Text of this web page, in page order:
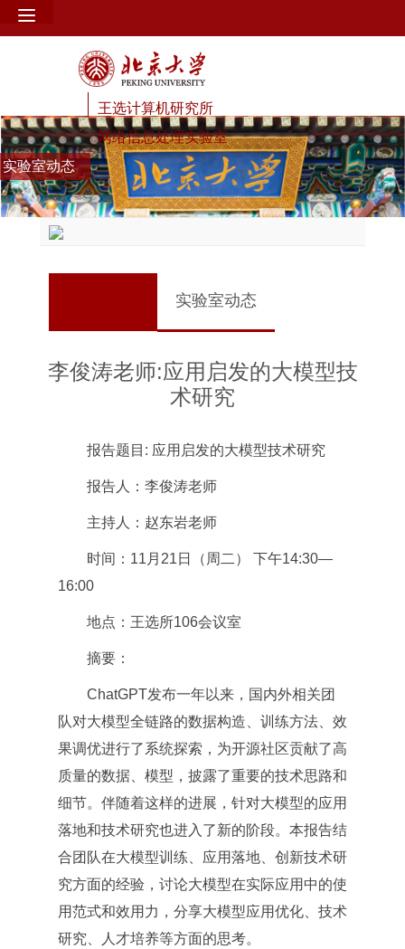
王选计算机研究所
网络信息处理实验室
实验室动态
实验室动态
李俊涛老师:应用启发的大模型技
术研究
报告题目: 应用启发的大模型技术研究
报告人：李俊涛老师
主持人：赵东岩老师
时间：11月21日（周二） 下午14:30—
16:00
地点：王选所106会议室
摘要：
ChatGPT发布一年以来，国内外相关团
队对大模型全链路的数据构造、训练方法、效
果调优进行了系统探索，为开源社区贡献了高
质量的数据、模型，披露了重要的技术思路和
细节。伴随着这样的进展，针对大模型的应用
落地和技术研究也进入了新的阶段。本报告结
合团队在大模型训练、应用落地、创新技术研
究方面的经验，讨论大模型在实际应用中的使
用范式和效用力，分享大模型应用优化、技术
研究、人才培养等方面的思考。